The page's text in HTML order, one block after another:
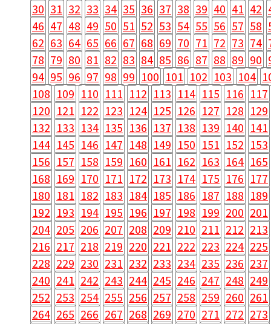
30 31 32 33 34 35 36 37 38 39 40 41 42
46 47 48 49 50 51 52 53 54 55 56 57 58
62 63 64 65 66 67 68 69 70 71 72 73 74
78 79 80 81 82 83 84 85 86 87 88 89 90
94 95 96 97 98 99 100 101 102 103 104
108 109 110 111 112 113 114 115 116 117
120 121 122 123 124 125 126 127 128 129
132 133 134 135 136 137 138 139 140 141
144 145 146 147 148 149 150 151 152 153
156 157 158 159 160 161 162 163 164 165
168 169 170 171 172 173 174 175 176 177
180 181 182 183 184 185 186 187 188 189
192 193 194 195 196 197 198 199 200 201
204 205 206 207 208 209 210 211 212 213
216 217 218 219 220 221 222 223 224 225
228 229 230 231 232 233 234 235 236 237
240 241 242 243 244 245 246 247 248 249
252 253 254 255 256 257 258 259 260 261
264 265 266 267 268 269 270 271 272 273